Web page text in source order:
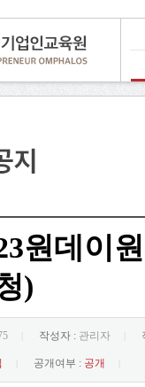
원데이
)
작성자 : 관리자
공개여부 : 공개